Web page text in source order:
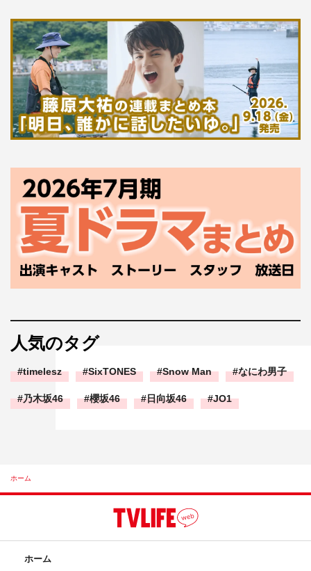
人気のタグ
timelesz SixTONES Snow Man なにわ男子
乃木坂46 櫻坂46 日向坂46 JO1
ホーム
ホーム